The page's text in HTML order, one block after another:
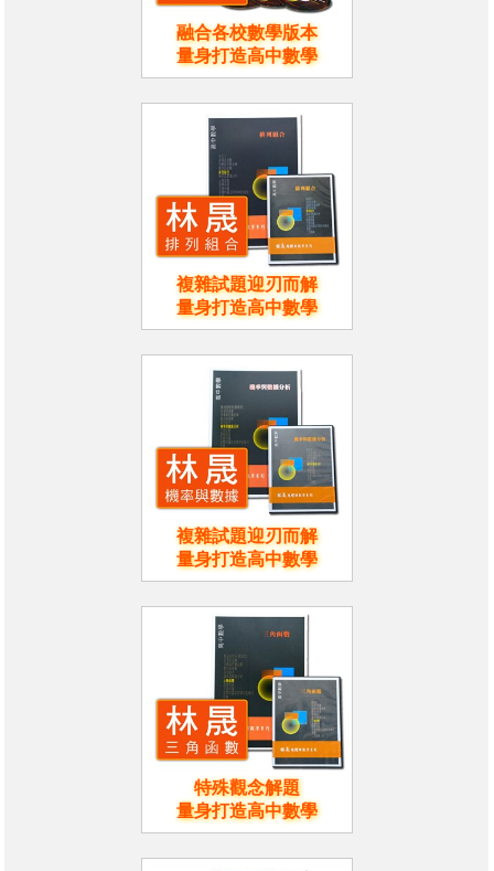
融合各校數學版本
量身打造高中數學
複雜試題迎刃而解
量身打造高中數學
複雜試題迎刃而解
量身打造高中數學
特殊觀念解題
量身打造高中數學